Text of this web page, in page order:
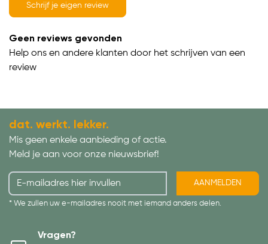
Schrijf je eigen review
Geen reviews gevonden
Help ons en andere klanten door het schrijven van een
review
dat. werkt. lekker.
Mis geen enkele aanbieding of actie.
Meld je aan voor onze nieuwsbrief!
AANMELDEN
* We zullen uw e-mailadres nooit met iemand anders delen.
Vragen?